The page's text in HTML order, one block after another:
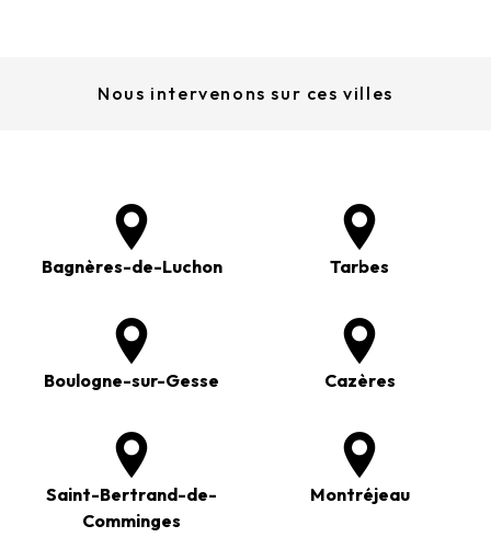
Nous intervenons sur ces villes
Bagnères-de-Luchon Tarbes
Boulogne-sur-Gesse Cazères
Saint-Bertrand-de-
Comminges
Montréjeau